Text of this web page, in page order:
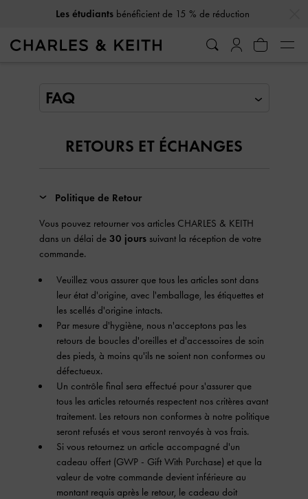
Les étudiants bénéficient de 15 % de réduction
FAQ
RETOURS ET ÉCHANGES
Politique de Retour
Vous pouvez retourner vos articles CHARLES & KEITH
dans un délai de 30 jourssuivant la réception de votre
commande.
Veuillez vous assurer que tous les articles sont dans
leur état d'origine, avec l'emballage, les étiquettes et
les scellés d'origine intacts.
Par mesure d'hygiène, nous n'acceptons pas les
retours de boucles d'oreilles et d'accessoires de soin
des pieds, à moins qu'ils ne soient non conformes ou
défectueux.
Un contrôle final sera effectué pour s'assurer que
tous les articles retournés respectent nos critères avant
traitement. Les retours non conformes à notre politique
seront refusés et vous seront renvoyés à vos frais.
Si vous retournez un article accompagné d'un
cadeau offert (GWP - Gift With Purchase) et que la
valeur de votre commande devient inférieure au
montant requis après le retour, le cadeau doit